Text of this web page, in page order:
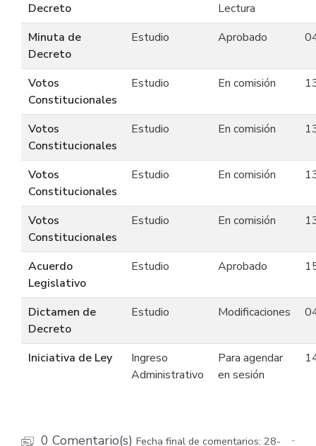
Decreto
Lectura
Minuta de
Decreto
Estudio Aprobado
Votos
Constitucionales
Estudio En comisión
Votos
Constitucionales
Estudio En comisión
Votos
Constitucionales
Estudio En comisión
Votos
Constitucionales
Estudio En comisión
Acuerdo
Legislativo
Estudio Aprobado
Dictamen de
Decreto
Estudio Modificaciones
Iniciativa de Ley
Ingreso
Administrativo
Para agendar
en sesión
0 Comentario(s) Fecha final de comentarios: 28- -